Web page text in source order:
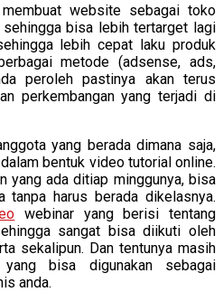
website sebagai toko
bisa lebih tertarget lagi
lebih cepat laku produk
metode (adsense, ads,
peroleh pastinya akan terus
perkembangan yang terjadi di
yang berada dimana saja,
bentuk video tutorial online.
yang ada ditiap minggunya, bisa
tanpa harus berada dikelasnya.
webinar yang berisi tentang
sangat bisa diikuti oleh
sekalipun. Dan tentunya masih
bisa digunakan sebagai
anda.